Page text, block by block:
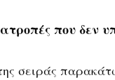
που δεν
σειράς